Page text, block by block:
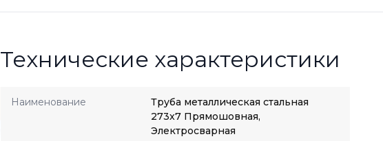
Технические характеристики
Наименование
Труба металлическая стальная
273x7 Прямошовная,
Электросварная